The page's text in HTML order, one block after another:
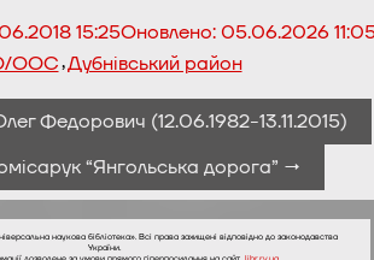
15:25Оновлено:05.06.2026
ООС,Дубнівський район
Федорович (12.06.1982-13.11.2015)
“Янгольська дорога” →
наукова бібліотека». Всі права захищені відповідно до законодавства
України.